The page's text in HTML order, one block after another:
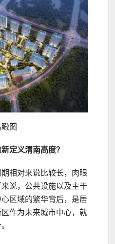
图
定义渭南高度？
相对来说比较长，肉眼
说，公共设施以及主干
区域的繁华背后，是居
作为未来城市中心，就